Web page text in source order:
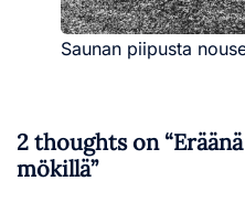
Saunan piipusta
2 thoughts on “
mökillä”